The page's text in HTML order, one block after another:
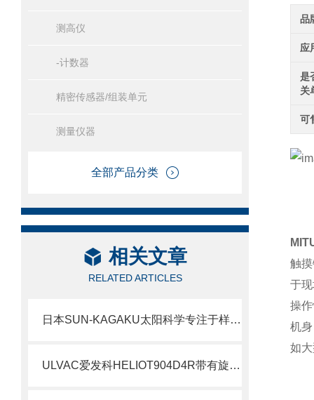
测高仪
-计数器
精密传感器/组装单元
测量仪器
全部产品分类
相关文章
RELATED ARTICLES
日本SUN-KAGAKU太阳科学专注于样品压缩物理性质测量仪器SD-700II北崎热卖
ULVAC爱发科HELIOT904D4R带有旋转泵的紧凑型泄漏检测器
品
应
是
关
可
触
于
操
机
如